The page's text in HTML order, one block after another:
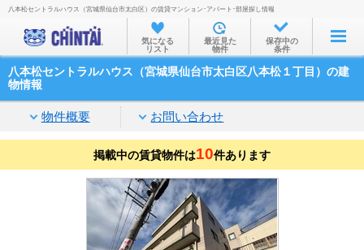
お部屋を探す
沿線・駅から
家賃相場から
通勤通学時間から
物件特集から
不動産会社から
TOP
八本松セントラルハウス（宮城県仙台市太白区）の賃貸マンション･アパート･部屋探し情報
気になる
リスト
最近見た
物件
保存中の
条件
八本松セントラルハウス（宮城県仙台市太白区八本松１丁目）の建
物情報
物件概要 お問い合わせ
掲載中の賃貸物件は10件あります